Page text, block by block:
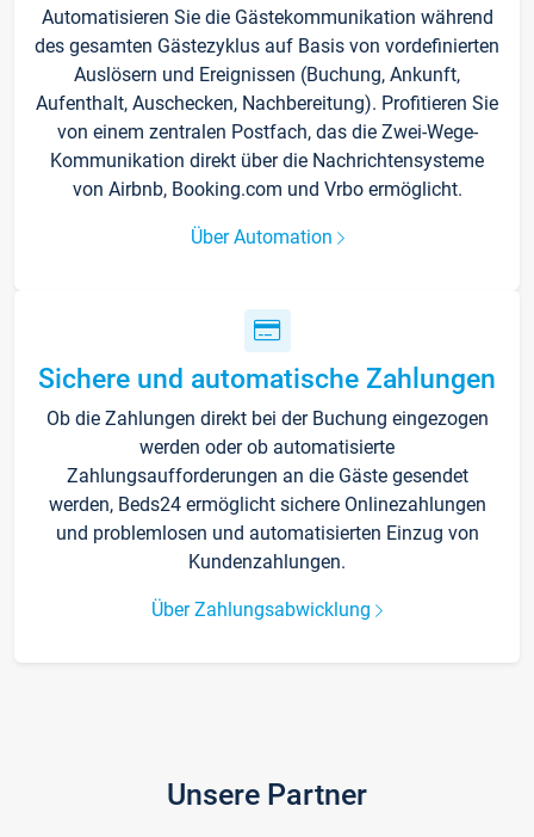
Automatisieren Sie die Gästekommunikation während
des gesamten Gästezyklus auf Basis von vordefinierten
Auslösern und Ereignissen (Buchung, Ankunft,
Aufenthalt, Auschecken, Nachbereitung). Profitieren Sie
von einem zentralen Postfach, das die Zwei-Wege-
Kommunikation direkt über die Nachrichtensysteme
von Airbnb, Booking.com und Vrbo ermöglicht.
Über Automation
Sichere und automatische Zahlungen
Ob die Zahlungen direkt bei der Buchung eingezogen
werden oder ob automatisierte
Zahlungsaufforderungen an die Gäste gesendet
werden, Beds24 ermöglicht sichere Onlinezahlungen
und problemlosen und automatisierten Einzug von
Kundenzahlungen.
Über Zahlungsabwicklung
Unsere Partner